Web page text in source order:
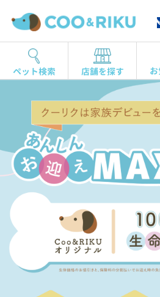
ペット検索 店舗を探す